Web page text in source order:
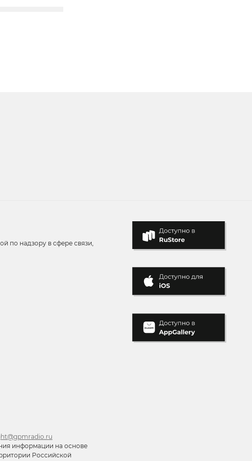
по надзору в сфере связи,
информации на основе
Российской